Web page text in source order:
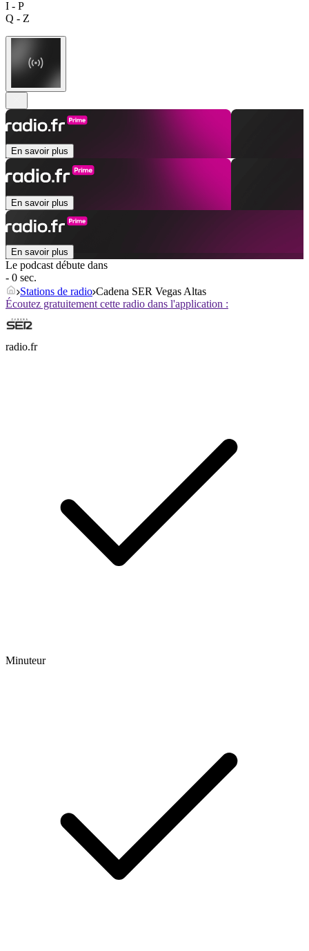
I - P
Q - Z
En savoir plus
En savoir plus
En savoir plus
Le podcast débute dans
- 0 sec.
Stations de radio Cadena SER Vegas Altas
Écoutez gratuitement cette radio dans l'application :
radio.fr
Minuteur